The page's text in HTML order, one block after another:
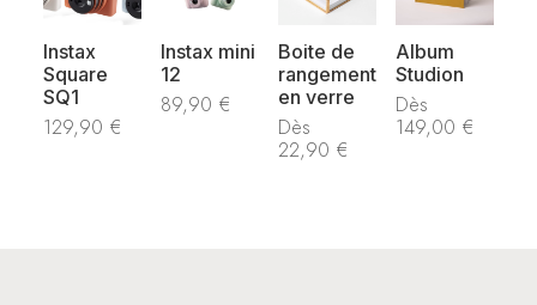
Instax
Square
SQ1
129,90 €
Instax mini
12
89,90 €
Boite de
rangement
en verre
Dès
22,90 €
Album
Studion
Dès
149,00 €